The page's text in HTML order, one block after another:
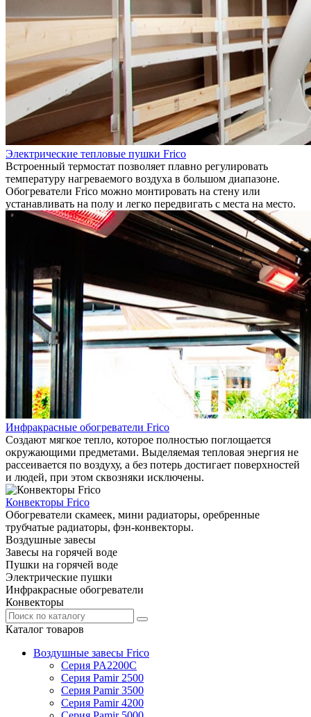
Электрические тепловые пушки Frico
Встроенный термостат позволяет плавно регулировать
температуру нагреваемого воздуха в большом диапазоне.
Обогреватели Frico можно монтировать на стену или
устанавливать на полу и легко передвигать с места на место.
Инфракрасные обогреватели Frico
Создают мягкое тепло, которое полностью поглощается
окружающими предметами. Выделяемая тепловая энергия не
рассеивается по воздуху, а без потерь достигает поверхностей
и людей, при этом сквозняки исключены.
Конвекторы Frico
Обогреватели скамеек, мини радиаторы, оребренные
трубчатые радиаторы, фэн-конвекторы.
Воздушные завесы
Завесы на горячей воде
Пушки на горячей воде
Электрические пушки
Инфракрасные обогреватели
Конвекторы
Каталог товаров
Воздушные завесы Frico
Серия PA2200C
Серия Pamir 2500
Серия Pamir 3500
Серия Pamir 4200